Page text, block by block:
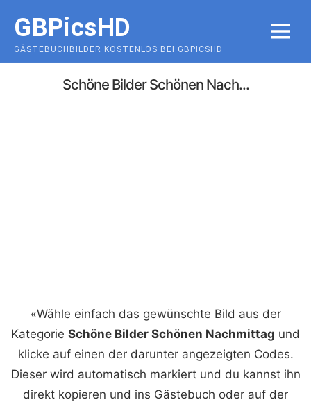
content
GBPicsHD
GÄSTEBUCHBILDER KOSTENLOS BEI GBPICSHD
MENU
Schöne Bilder Schönen Nach...
«Wähle einfach das gewünschte Bild aus der
Kategorie Schöne Bilder Schönen Nachmittag und
klicke auf einen der darunter angezeigten Codes.
Dieser wird automatisch markiert und du kannst ihn
direkt kopieren und ins Gästebuch oder auf der